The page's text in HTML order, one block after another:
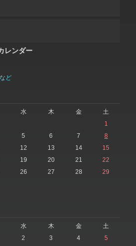
レンダー
ど
水 木 金
土
1
5 6 7
8
12 13 14
15
19 20 21
22
26 27 28
29
水 木 金
土
2 3 4 5